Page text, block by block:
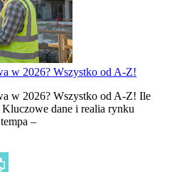
w 2026? Wszystko od A-Z!
w 2026? Wszystko od A-Z! Ile
dane i realia rynku
–